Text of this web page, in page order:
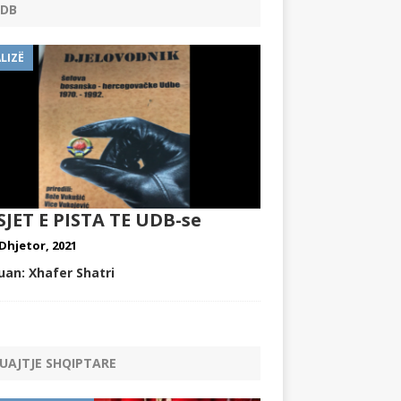
E PISTA TE UDB-se
2021
Xhafer Shatri
SHQIPTARE